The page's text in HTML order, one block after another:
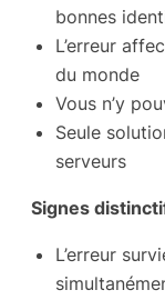
bonnes
L’erreur
du monde
Vous n’y
Seule
serveurs
Signes
L’erreur